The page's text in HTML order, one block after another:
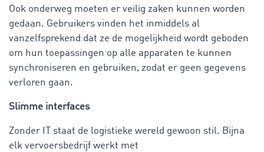
Ook onderweg moeten er veilig zaken kunnen worden
gedaan. Gebruikers vinden het inmiddels al
vanzelfsprekend dat ze de mogelijkheid wordt geboden
om hun toepassingen op alle apparaten te kunnen
synchroniseren en gebruiken, zodat er geen gegevens
verloren gaan.
Slimme interfaces
Zonder IT staat de logistieke wereld gewoon stil. Bijna
elk vervoersbedrijf werkt met